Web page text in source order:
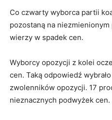
Co czwarty wyborca partii
pozostaną na
wierzy w spadek cen.
Wyborcy opozycji z kolei
cen. Taką odpowiedź
zwolenników opozycji. 17
nieznacznych podwyżek cen.